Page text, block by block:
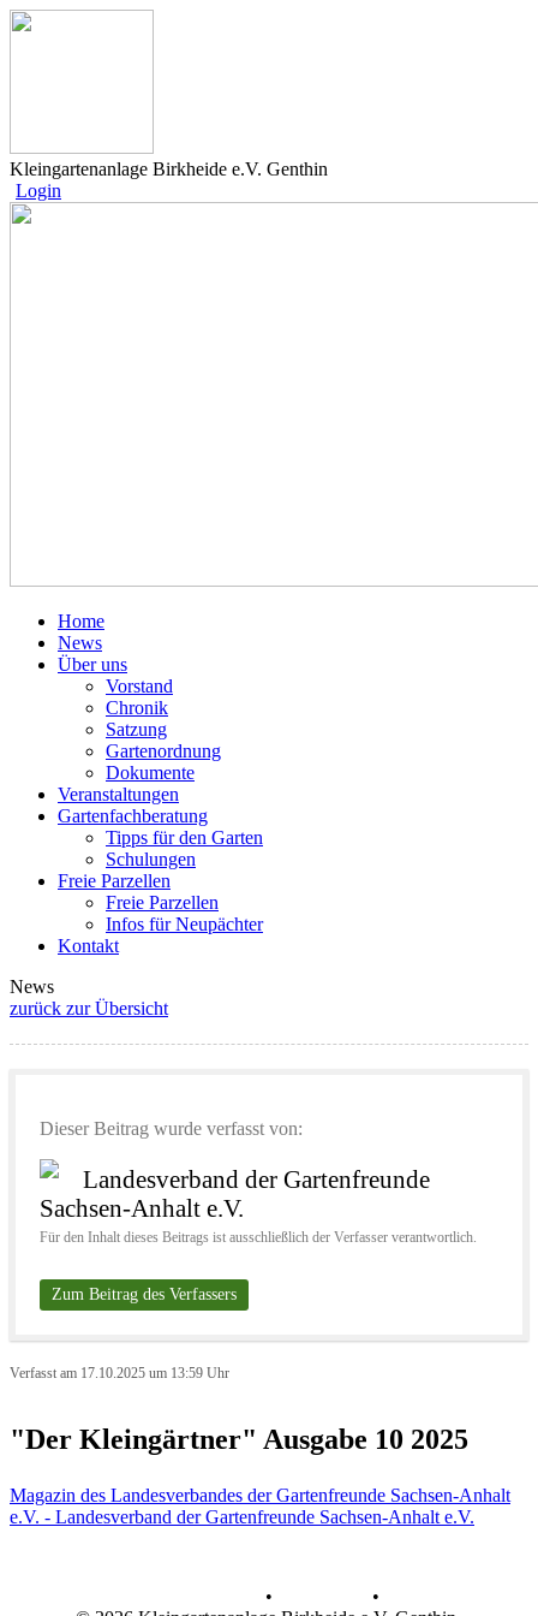
Kleingartenanlage Birkheide e.V. Genthin
Login
Home
News
Über uns
Vorstand
Chronik
Satzung
Gartenordnung
Dokumente
Veranstaltungen
Gartenfachberatung
Tipps für den Garten
Schulungen
Freie Parzellen
Freie Parzellen
Infos für Neupächter
Kontakt
News
zurück zur Übersicht
Dieser Beitrag wurde verfasst von:
Landesverband der Gartenfreunde
Sachsen-Anhalt e.V.
Für den Inhalt dieses Beitrags ist ausschließlich der Verfasser verantwortlich.
Zum Beitrag des Verfassers
Verfasst am 17.10.2025 um 13:59 Uhr
"Der Kleingärtner" Ausgabe 10 2025
Magazin des Landesverbandes der Gartenfreunde Sachsen-Anhalt
e.V. - Landesverband der Gartenfreunde Sachsen-Anhalt e.V.
•
•